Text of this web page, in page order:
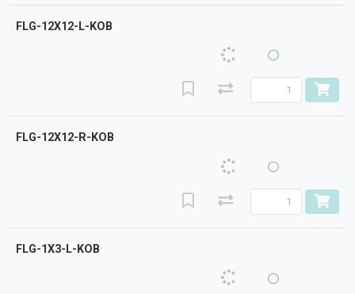
FLG-12X12-L-KOB
FLG-12X12-R-KOB
FLG-1X3-L-KOB